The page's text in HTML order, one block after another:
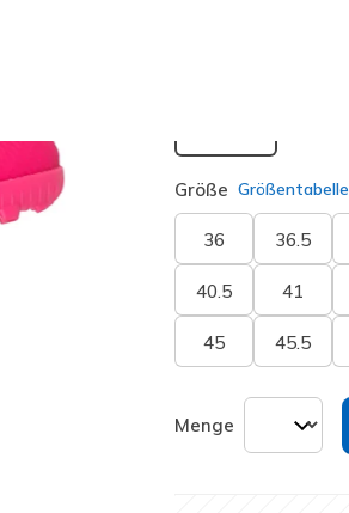
Größe Größentabelle
36 36.5
40.5 41
45 45.5
Menge